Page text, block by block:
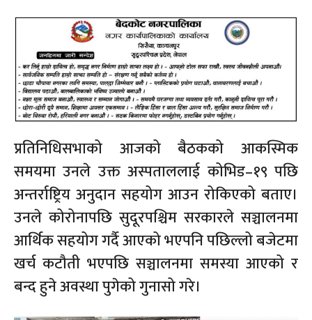
प्रतिनिधिसभाको आजको बैठकको आकस्मिक
समयमा उनले उक्त अस्पताललाई कोभिड–१९ पछि
अन्तर्राष्ट्रिय अनुदान सहयोग आउन रोकिएको बताए।
उनले कोरोनापछि सुदूरपश्चिम सरकारले सञ्चालनमा
आर्थिक सहयोग गर्दै आएको भएपनि पछिल्लो बजेटमा
खर्च कटौती भएपछि सञ्चालनमा समस्या आएको र
बन्द हुने अवस्था पुगेको गुनासो गरे।